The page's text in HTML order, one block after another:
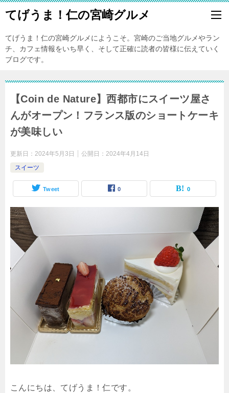
てげうま！仁の宮崎グルメ
てげうま！仁の宮崎グルメにようこそ。宮崎のご当地グルメやラン
チ、カフェ情報をいち早く、そして正確に読者の皆様に伝えていく
ブログです。
【Coin de Nature】西都市にスイーツ屋さ
んがオープン！フランス版のショートケーキ
が美味しい
更新日： 2024年5月3日 公開日： 2024年4月14日
スイーツ
Tweet 0 0
こんにちは、てげうま！仁です。